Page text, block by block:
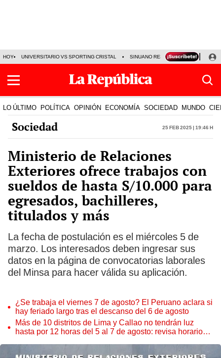
HOY UNIVERSITARIO VS SPORTING CRISTAL SINUANO RESULTADOS HOY
LO ÚLTIMO POLÍTICA OPINIÓN ECONOMÍA SOCIEDAD MUNDO
Sociedad 25 Feb 2025 | 19:46 h
Ministerio de Relaciones
Exteriores ofrece trabajos con
sueldos de hasta S/10.000 para
egresados, bachilleres,
titulados y más
La fecha de postulación es el miércoles 5 de
marzo. Los interesados deben ingresar sus
datos en la página de convocatorias laborales
del Minsa para hacer válida su aplicación.
¿Se trabaja el viernes 7 de agosto? El Peruano aclara si
hay feriado largo tras el descanso del 6 de agosto
Más de 10 distritos de Lima y Callao no tendrán luz
hasta por 12 horas del 5 al 7 de agosto: revisa horarios y